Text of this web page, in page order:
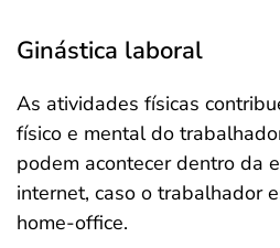
Ginástica laboral
As atividades físicas
físico e mental do
podem acontecer dentro da
internet, caso o trabalhador
home-office.